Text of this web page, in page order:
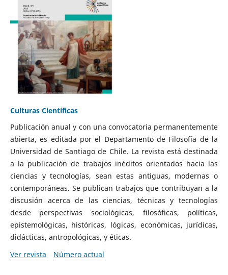
Culturas Científicas
Publicación anual y con una convocatoria permanentemente
abierta, es editada por el Departamento de Filosofía de la
Universidad de Santiago de Chile. La revista está destinada
a la publicación de trabajos inéditos orientados hacia las
ciencias y tecnologías, sean estas antiguas, modernas o
contemporáneas. Se publican trabajos que contribuyan a la
discusión acerca de las ciencias, técnicas y tecnologías
desde perspectivas sociológicas, filosóficas, políticas,
epistemológicas, históricas, lógicas, económicas, jurídicas,
didácticas, antropológicas, y éticas.
Ver revista
Número actual